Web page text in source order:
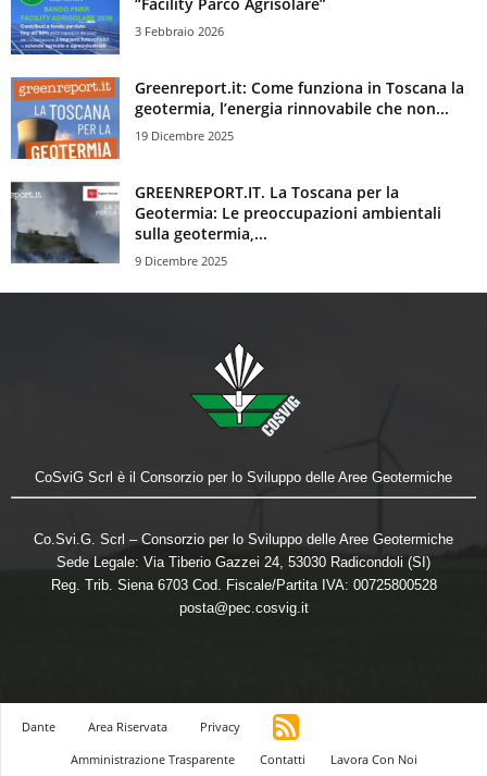
3 Febbraio 2026
Greenreport.it: Come funziona in Toscana la
geotermia, l’energia rinnovabile che non...
19 Dicembre 2025
GREENREPORT.IT. La Toscana per la
Geotermia: Le preoccupazioni ambientali
sulla geotermia,...
9 Dicembre 2025
CoSviG Scrl è il Consorzio per lo Sviluppo delle Aree Geotermiche
Co.Svi.G. Scrl – Consorzio per lo Sviluppo delle Aree Geotermiche
Sede Legale: Via Tiberio Gazzei 24, 53030 Radicondoli (SI)
Reg. Trib. Siena 6703 Cod. Fiscale/Partita IVA: 00725800528
posta@pec.cosvig.it
Dante Area Riservata
Privacy
Amministrazione Trasparente
Contatti Lavora Con Noi